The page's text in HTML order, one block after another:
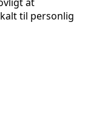
til personlig